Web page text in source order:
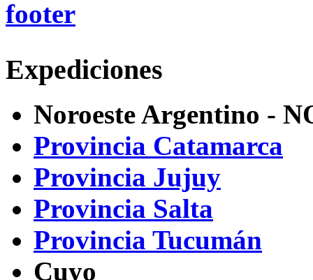
Expediciones
Noroeste Argentino -
Provincia Catamarca
Provincia Jujuy
Provincia Salta
Provincia Tucumán
Cuyo